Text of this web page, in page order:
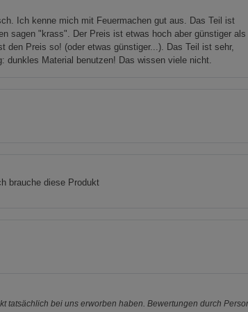
Ich kenne mich mit Feuermachen gut aus. Das Teil ist
sagen "krass". Der Preis ist etwas hoch aber günstiger als
den Preis so! (oder etwas günstiger...). Das Teil ist sehr,
dunkles Material benutzen! Das wissen viele nicht.
brauche diese Produkt
bei uns erworben haben. Bewertungen durch